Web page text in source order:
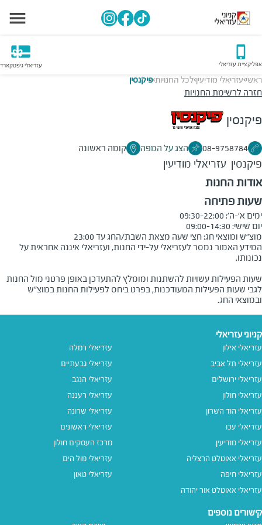
אפליקציית עזריאלי עזריאלי גיפטקארד
ראשי>עזריאלי מודיעין>לכל החנויות>פיקנסין
חזרה לרשימת החנויות
פיקנסין
08-9758784 הצג על המפה קומה ראשונה
פיקנסין עזריאלי מודיעין
אודות החנות
שעות פתיחה
מוצ"ש ומוצאי חג: חצי שעה מצאת השבת/החג עד 23:00
המידע האמור נמסר לעזריאלי על-ידי החנות, ועזריאלי איננה אחראית על
שעות הפעילות עשויות להשתנות ומומלץ להתעדכן באופן פרטני מול החנות
לגבי שעות הפעילות המעודכנות, בפרט ביחס לפעילות החנות במוצ"ש
ובמוצאי החג.
קניוני עזריאלי
עזריאלי אילון
עזריאלי תל אביב
עזריאלי ירושלים
עזריאלי חולון
עזריאלי הוד השרון
עזריאלי עכו
עזריאלי מודיעין
עזריאלי אאוטלט הרצליה
עזריאלי חיפה
עזריאלי אאוטלט אור יהודה
עזריאלי רמלה
עזריאלי גבעתיים
עזריאלי הנגב
עזריאלי רעננה
עזריאלי שרונה
עזריאלי ראשונים
מרכז העסקים חולון
עזריאלי מול הים
עזריאלי טאון
קישורים נוספים